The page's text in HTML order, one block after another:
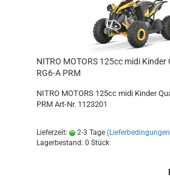
NITRO MOTORS 125cc midi Kinder
RG6-A PRM
NITRO MOTORS 125cc midi Kinder
PRM Art-Nr. 1123201
Lieferzeit: 2-3 Tage
Lagerbestand: 0 Stück